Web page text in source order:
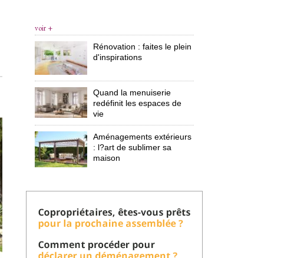
voir +
Rénovation : faites le plein
d'inspirations
Quand la menuiserie
redéfinit les espaces de
vie
Aménagements extérieurs
: l?art de sublimer sa
maison